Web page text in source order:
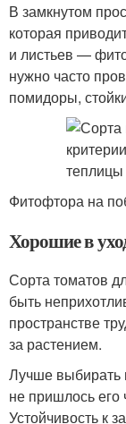
В замкнутом
которая
и листьев —
нужно часто
помидоры,
Фитофтора на
Хорошие в
Сорта томатов
быть
пространстве
за растением.
Лучше выбирать
не пришлось его
Устойчивость к